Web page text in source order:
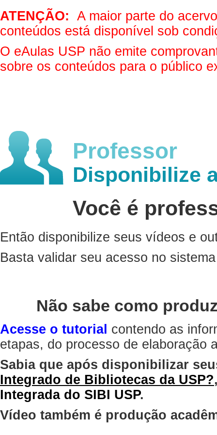
ATENÇÃO: A maior parte do
conteúdos está disponível sob
O eAulas USP não emite
sobre os conteúdos para o público
Professor
Disponibilize
Você é
Então disponibilize seus vídeos e
Basta validar seu acesso no
Não sabe como
Acesse o tutorial contendo as
etapas, do processo de elaboração
Sabia que após disponibilizar
Integrado de Bibliotecas da USP?
Integrada do SIBI USP.
Vídeo também é produção